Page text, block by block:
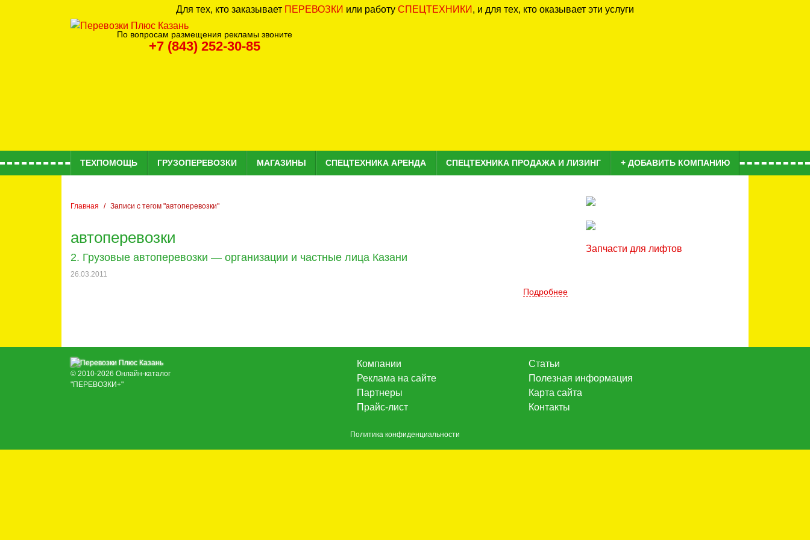
Для тех, кто заказывает ПЕРЕВОЗКИ или работу СПЕЦТЕХНИКИ , и для тех, кто оказывает эти услуги
По вопросам размещения рекламы звоните
+7 (843) 252-30-85
ТЕХПОМОЩЬ ГРУЗОПЕРЕВОЗКИ МАГАЗИНЫ СПЕЦТЕХНИКА АРЕНДА СПЕЦТЕХНИКА ПРОДАЖА И ЛИЗИНГ + ДОБАВИТЬ КОМПАНИЮ
Главная Записи с тегом "автоперевозки"
автоперевозки
2. Грузовые автоперевозки — организации и частные лица Казани
26.03.2011
Подробнее
Запчасти для лифтов
© 2010-2026 Онлайн-каталог
"ПЕРЕВОЗКИ+"
Компании
Реклама на сайте
Партнеры
Прайс-лист
Статьи
Полезная информация
Карта сайта
Контакты
Политика конфиденциальности